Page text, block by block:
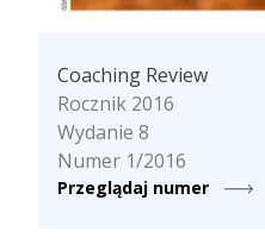
Coaching Review
Rocznik 2016
Wydanie 8
Numer 1/2016
Przeglądaj numer